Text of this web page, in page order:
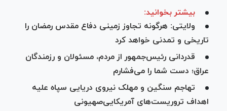
بیشتر بخوانید:
ولایتی: هرگونه تجاوز زمینی دفاع مقدس رمضان را
تاریخی و تمدنی خواهد کرد
قدردانی رئیس‌جمهور از مردم، مسئولان و رزمندگان
عراق؛ دست شما را می‌فشارم
تهاجم سنگین و مهلک نیروی دریایی سپاه علیه
اهداف تروریست‌های آمریکایی‌صهیونی